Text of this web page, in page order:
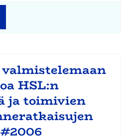
HSL:n
ja toimivien